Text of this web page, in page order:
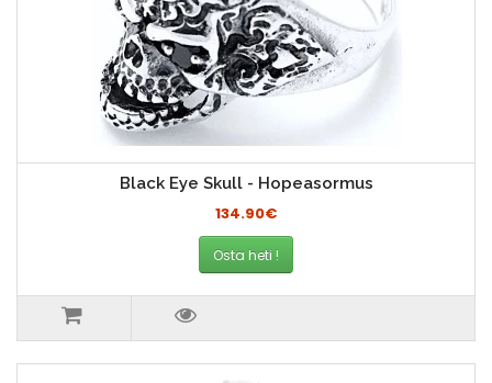
Black Eye Skull - Hopeasormus
134.90€
Osta heti !